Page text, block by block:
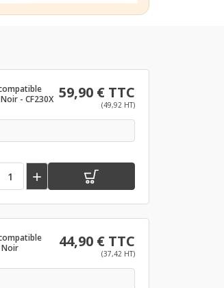
- CF230X 59,90 € TTC
(49,92 HT)

Noir
44,90 € TTC
(37,42 HT)